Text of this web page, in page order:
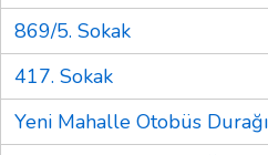
869/5. Sokak
417. Sokak
Yeni Mahalle Otobüs Durağı